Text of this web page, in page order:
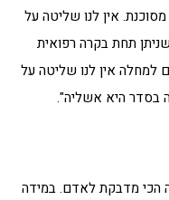
אין לנו שליטה על
תחת בקרה רפואית
למחלה אין לנו שליטה על
בסדר היא אשליה".
הכי מדבקת לאדם. במידה